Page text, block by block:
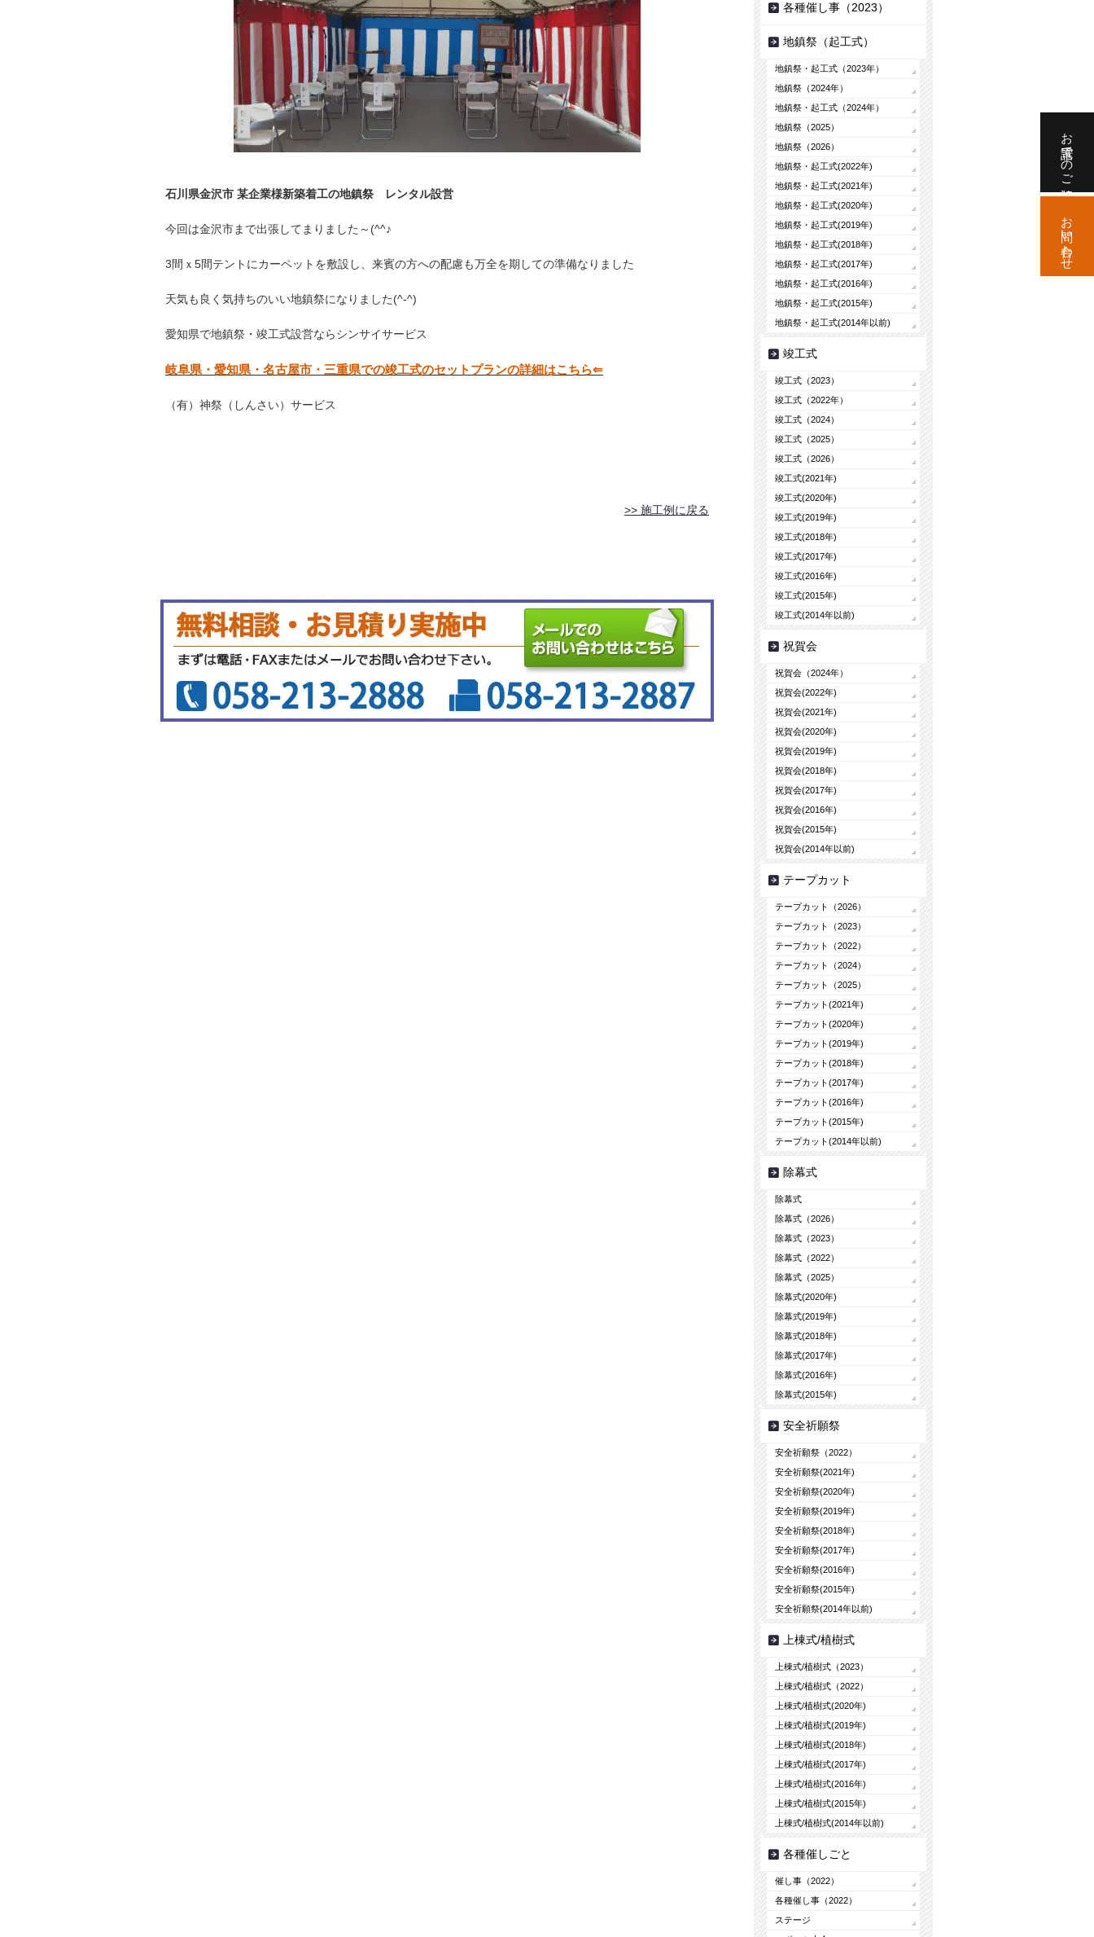
石川県金沢市 某企業様新築着工の地鎮祭 レンタル設営
今回は金沢市まで出張してまりました～(^^♪
3間ｘ5間テントにカーペットを敷設し、来賓の方への配慮も万全を期しての準備なりました
天気も良く気持ちのいい地鎮祭になりました(^-^)
愛知県で地鎮祭・竣工式設営ならシンサイサービス
岐阜県・愛知県・名古屋市・三重県での竣工式のセットプランの詳細はこちら⇐
（有）神祭（しんさい）サービス
>> 施工例に戻る
各種催し事（2023）
地鎮祭（起工式）
地鎮祭・起工式（2023年）
地鎮祭（2024年）
地鎮祭・起工式（2024年）
地鎮祭（2025）
地鎮祭（2026）
地鎮祭・起工式(2022年)
地鎮祭・起工式(2021年)
地鎮祭・起工式(2020年)
地鎮祭・起工式(2019年)
地鎮祭・起工式(2018年)
地鎮祭・起工式(2017年)
地鎮祭・起工式(2016年)
地鎮祭・起工式(2015年)
地鎮祭・起工式(2014年以前)
竣工式
竣工式（2023）
竣工式（2022年）
竣工式（2024）
竣工式（2025）
竣工式（2026）
竣工式(2021年)
竣工式(2020年)
竣工式(2019年)
竣工式(2018年)
竣工式(2017年)
竣工式(2016年)
竣工式(2015年)
竣工式(2014年以前)
祝賀会
祝賀会（2024年）
祝賀会(2022年)
祝賀会(2021年)
祝賀会(2020年)
祝賀会(2019年)
祝賀会(2018年)
祝賀会(2017年)
祝賀会(2016年)
祝賀会(2015年)
祝賀会(2014年以前)
テープカット
テープカット（2026）
テープカット（2023）
テープカット（2022）
テープカット（2024）
テープカット（2025）
テープカット(2021年)
テープカット(2020年)
テープカット(2019年)
テープカット(2018年)
テープカット(2017年)
テープカット(2016年)
テープカット(2015年)
テープカット(2014年以前)
除幕式
除幕式
除幕式（2026）
除幕式（2023）
除幕式（2022）
除幕式（2025）
除幕式(2020年)
除幕式(2019年)
除幕式(2018年)
除幕式(2017年)
除幕式(2016年)
除幕式(2015年)
安全祈願祭
安全祈願祭（2022）
安全祈願祭(2021年)
安全祈願祭(2020年)
安全祈願祭(2019年)
安全祈願祭(2018年)
安全祈願祭(2017年)
安全祈願祭(2016年)
安全祈願祭(2015年)
安全祈願祭(2014年以前)
上棟式/植樹式
上棟式/植樹式（2023）
上棟式/植樹式（2022）
上棟式/植樹式(2020年)
上棟式/植樹式(2019年)
上棟式/植樹式(2018年)
上棟式/植樹式(2017年)
上棟式/植樹式(2016年)
上棟式/植樹式(2015年)
上棟式/植樹式(2014年以前)
各種催しごと
催し事（2022）
各種催し事（2022）
ステージ
お電話でのご相談
お問い合わせ